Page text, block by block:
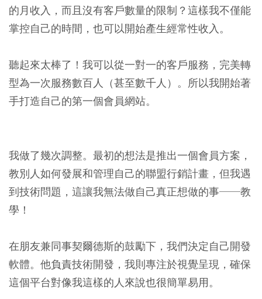
的月收入，而且沒有客戶數量的限制？這樣我不僅能
掌控自己的時間，也可以開始產生經常性收入。
聽起來太棒了！我可以從一對一的客戶服務，完美轉
型為一次服務數百人（甚至數千人）。所以我開始著
手打造自己的第一個會員網站。
我做了幾次調整。最初的想法是推出一個會員方案，
教別人如何發展和管理自己的聯盟行銷計畫，但我遇
到技術問題，這讓我無法做自己真正想做的事──教
學！
在朋友兼同事契爾德斯的鼓勵下，我們決定自己開發
軟體。他負責技術開發，我則專注於視覺呈現，確保
這個平台對像我這樣的人來說也很簡單易用。